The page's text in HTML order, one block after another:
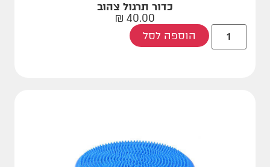
כדור תרגול צהוב
40.00
₪
הוספה לסל